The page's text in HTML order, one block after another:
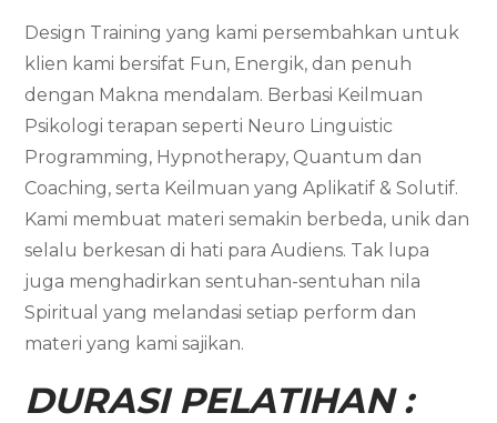
Design Training yang kami persembahkan untuk
klien kami bersifat Fun, Energik, dan penuh
dengan Makna mendalam. Berbasi Keilmuan
Psikologi terapan seperti Neuro Linguistic
Programming, Hypnotherapy, Quantum dan
Coaching, serta Keilmuan yang Aplikatif & Solutif.
Kami membuat materi semakin berbeda, unik dan
selalu berkesan di hati para Audiens. Tak lupa
juga menghadirkan sentuhan-sentuhan nila
Spiritual yang melandasi setiap perform dan
materi yang kami sajikan.
DURASI PELATIHAN :